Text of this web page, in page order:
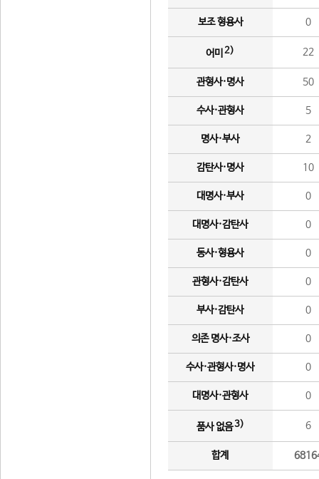
보조 형용사 0
어미 2) 22
관형사·명사 50
수사·관형사 5
명사·부사 2
감탄사·명사 10
대명사·부사 0
대명사·감탄사 0
동사·형용사 0
관형사·감탄사 0
부사·감탄사 0
의존 명사·조사 0
수사·관형사·명사 0
대명사·관형사 0
품사 없음3) 6
합계